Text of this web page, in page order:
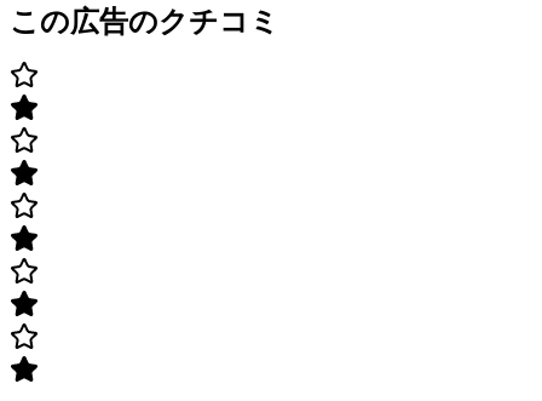
この広告のクチコミ